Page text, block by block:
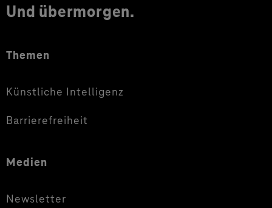
Und übermorgen.
Themen
Künstliche Intelligenz
Barrierefreiheit
Medien
Newsletter